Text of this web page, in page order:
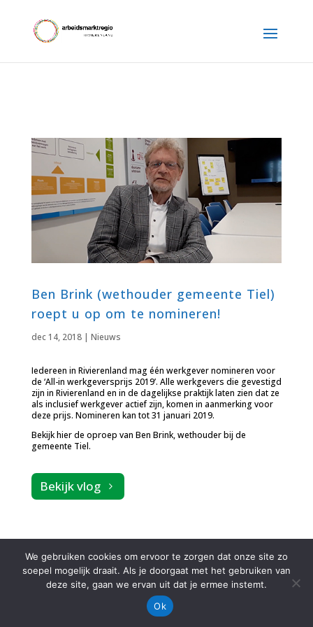
Ben Brink (wethouder gemeente Tiel)
roept u op om te nomineren!
dec 14, 2018| Nieuws
Iedereen in Rivierenland mag één werkgever nomineren voor
de ‘All-in werkgeversprijs 2019’. Alle werkgevers die gevestigd
zijn in Rivierenland en in de dagelijkse praktijk laten zien dat ze
als inclusief werkgever actief zijn, komen in aanmerking voor
deze prijs. Nomineren kan tot 31 januari 2019.
Bekijk hier de oproep van Ben Brink, wethouder bij de
gemeente Tiel.
Bekijk vlog
We gebruiken cookies om ervoor te zorgen dat onze site zo
soepel mogelijk draait. Als je doorgaat met het gebruiken van
deze site, gaan we ervan uit dat je ermee instemt.
Ok